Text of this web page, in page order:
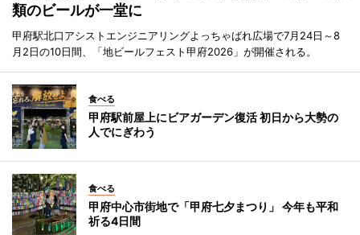
類のビールが一堂に
甲府駅北口アシストエンジニアリングよっちゃばれ広場で7月24日～8
月2日の10日間、「地ビールフェスト甲府2026」が開催される。
食べる
甲府駅前屋上にビアガーデン復活 初日から大勢の
人でにぎわう
食べる
甲府中心市街地で「甲府七夕まつり」 今年も平和
祈る4日間